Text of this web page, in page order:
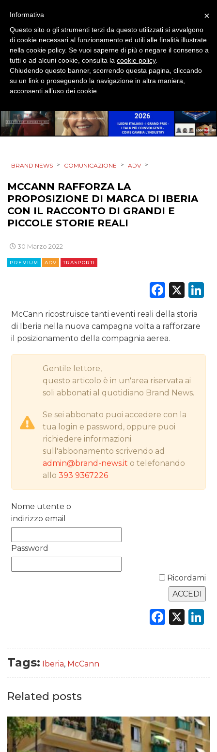
MOBILE
PROMOZIONI
PRODOTTI
PUNTI VENDITA
CSR
CINEMA
TV
RICERCHE
PREVISIONI/SCENARI
NORMATIVE
CASE HISTORY
OPINIONI
BRAND NEWS > COMUNICAZIONE > ADV >
MCCANN RAFFORZA LA
PROPOSIZIONE DI MARCA DI IBERIA
CON IL RACCONTO DI GRANDI E
PICCOLE STORIE REALI
30 Marzo 2022
PREMIUM ADV TRASPORTI
X
McCann ricostruisce tanti eventi reali della storia
di Iberia nella nuova campagna volta a rafforzare
il posizionamento della compagnia aerea.
Gentile lettore,
questo articolo è in un'area riservata ai
soli abbonati al quotidiano Brand News.
Se sei abbonato puoi accedere con la
tua login e password, oppure puoi
richiedere informazioni
sull'abbonamento scrivendo ad
admin@brand-news.it o telefonando
allo393 9367226
Nome utente o
indirizzo email
Password
Ricordami
X
Tags: Iberia, McCann
Related posts
×
Informativa
Questo sito o gli strumenti terzi da questo utilizzati si avvalgono
di cookie necessari al funzionamento ed utili alle finalità illustrate
nella cookie policy. Se vuoi saperne di più o negare il consenso a
tutti o ad alcuni cookie, consulta la cookie policy.
Chiudendo questo banner, scorrendo questa pagina, cliccando
su un link o proseguendo la navigazione in altra maniera,
acconsenti all’uso dei cookie.